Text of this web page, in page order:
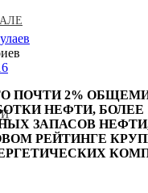
ПОЧТИ 2%
НЕФТИ,
ЗАПАСОВ
РЕЙТИНГЕ